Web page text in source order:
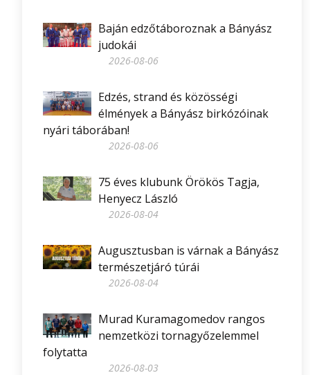
Baján edzőtáboroznak a Bányász
judokái
2026-08-06
Edzés, strand és közösségi
élmények a Bányász birkózóinak
nyári táborában!
2026-08-06
75 éves klubunk Örökös Tagja,
Henyecz László
2026-08-04
Augusztusban is várnak a Bányász
természetjáró túrái
2026-08-04
Murad Kuramagomedov rangos
nemzetközi tornagyőzelemmel
folytatta
2026-08-03